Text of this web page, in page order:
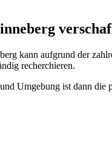
kann aufgrund der
recherchieren.
Umgebung ist dann